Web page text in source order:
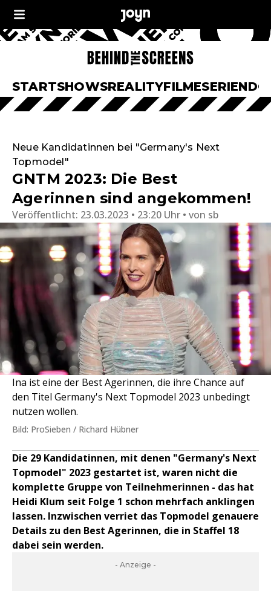
STARTSHOWSREALITYFILMESERIEN
Neue Kandidatinnen bei "Germany's Next
Topmodel"
GNTM 2023: Die Best
Agerinnen sind angekommen!
Veröffentlicht: 23.03.2023 • 23:20 Uhr von sb
Ina ist eine der Best Agerinnen, die ihre Chance auf
den Titel Germany's Next Topmodel 2023 unbedingt
nutzen wollen.
Bild: ProSieben / Richard Hübner
Die 29 Kandidatinnen, mit denen "Germany's Next
Topmodel" 2023 gestartet ist, waren nicht die
komplette Gruppe von Teilnehmerinnen - das hat
Heidi Klum seit Folge 1 schon mehrfach anklingen
lassen. Inzwischen verriet das Topmodel genauere
Details zu den Best Agerinnen, die in Staffel 18
dabei sein werden.
- Anzeige -